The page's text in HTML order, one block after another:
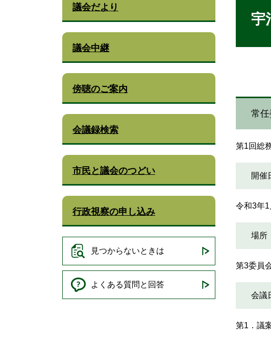
宇
常
第1回総
開催
令和3年
場所
第3委員
会議
第1．議
（以
議会だより
議会中継
傍聴のご案内
会議録検索
市民と議会のつどい
行政視察の申し込み
見つからないときは
よくある質問と回答